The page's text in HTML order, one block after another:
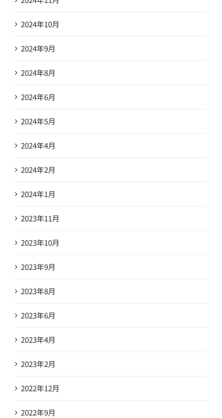
2024年10月
2024年9月
2024年8月
2024年6月
2024年5月
2024年4月
2024年2月
2024年1月
2023年11月
2023年10月
2023年9月
2023年8月
2023年6月
2023年4月
2023年2月
2022年12月
2022年9月